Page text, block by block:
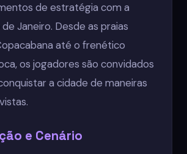
de estratégia com a
Janeiro. Desde as praias
até o frenético
os jogadores são convidados
a cidade de maneiras
e Cenário